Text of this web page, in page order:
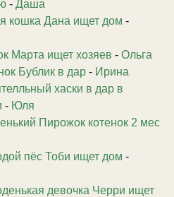
- Даша
кошка Дана ищет дом -
Марта ищет хозяев - Ольга
Бублик в дар - Ирина
хаски в дар в
- Юля
Пирожок котенок 2 мес
пёс Тоби ищет дом -
девочка Черри ищет